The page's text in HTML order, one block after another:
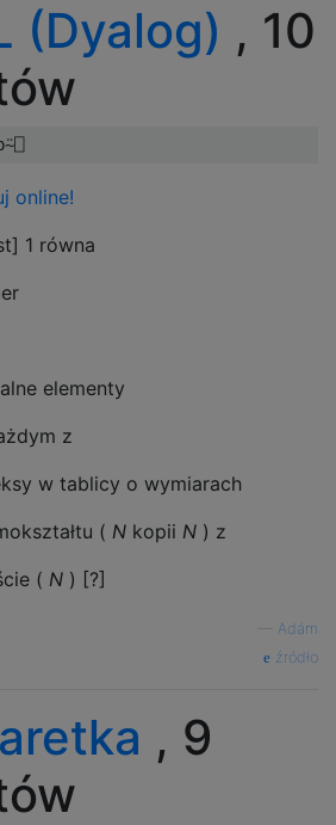
(Dyalog) , 10
online!
1 równa
elementy
z
w tablicy o wymiarach
( N kopii N ) z
( N ) [?]
Adám
źródło
, 9